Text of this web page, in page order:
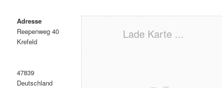
Lade Karte ...
Adresse
Reepenweg 40
Krefeld
47839
Deutschland